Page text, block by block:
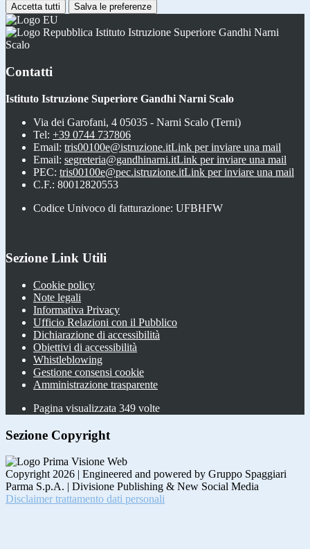
Accetta tutti Salva le preferenze
Istituto Istruzione Superiore Gandhi Narni
Scalo
Contatti
Istituto Istruzione Superiore Gandhi Narni Scalo
Via dei Garofani, 4 05035 - Narni Scalo (Terni)
Tel: +39 0744 737806
Email: tris00100e@istruzione.itLink per inviare una mail
Email: segreteria@gandhinarni.itLink per inviare una mail
PEC: tris00100e@pec.istruzione.itLink per inviare una mail
C.F.: 80012820553
Codice Univoco di fatturazione: UFBHFW
Sezione Link Utili
Cookie policy
Note legali
Informativa Privacy
Ufficio Relazioni con il Pubblico
Dichiarazione di accessibilità
Obiettivi di accessibilità
Whistleblowing
Gestione consensi cookie
Amministrazione trasparente
Pagina visualizzata 349 volte
Sezione Copyright
Copyright 2026 | Engineered and powered by Gruppo Spaggiari
Parma S.p.A. | Divisione Publishing & New Social Media
Disclaimer trattamento dati personali